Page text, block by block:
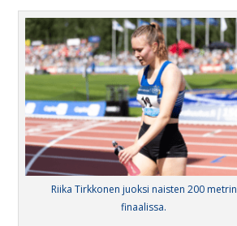
Riika Tirkkonen juoksi naisten 200 metrin
finaalissa.